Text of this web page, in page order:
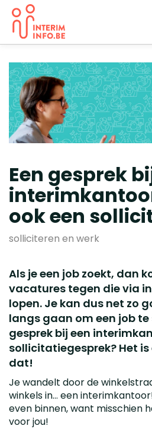
Een gesprek
ook een
solliciteren en werk
Als je een job zoekt, dan
vacatures tegen die via
lopen. Je kan dus net zo
langs gaan om een job te
gesprek bij een
sollicitatiegesprek? Het
dat!
Je wandelt door de
winkels in... een
even binnen, want misschien
voor jou!